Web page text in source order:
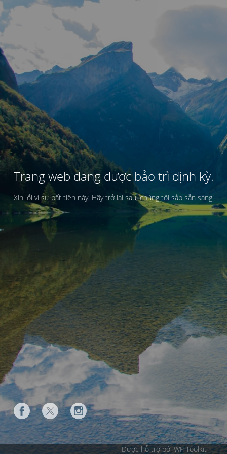
Trang web đang được bảo trì định kỳ.
Xin lỗi vì sự bất tiện này. Hãy trở lại sau, chúng tôi sắp sẵn sàng!
Được hỗ trợ bởi WP Toolkit